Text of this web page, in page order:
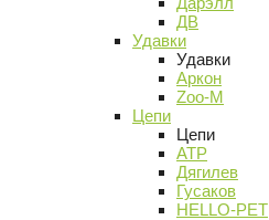
ДВ
Удавки
Удавки
Аркон
Zoo-M
Цепи
Цепи
АТР
Дягилев
Гусаков
HELLO-PET